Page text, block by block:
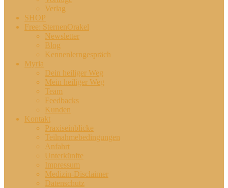
Verlag
SHOP
Free: SternenOrakel
Newsletter
Blog
Kennenlerngespräch
Myria
Dein heiliger Weg
Mein heiliger Weg
Team
Feedbacks
Kunden
Kontakt
Praxiseinblicke
Teilnahmebedingungen
Anfahrt
Unterkünfte
Impressum
Medizin-Disclaimer
Datenschutz